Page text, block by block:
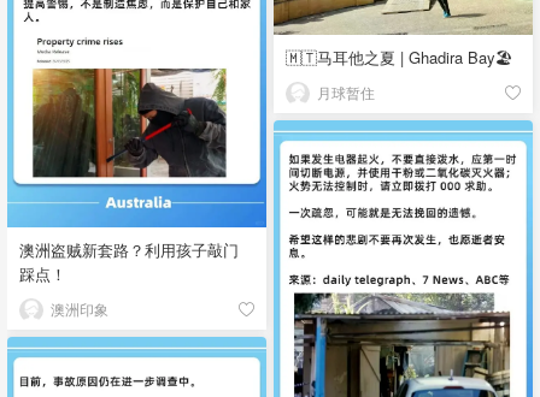
🇲🇹马耳他之夏 | Ghadira Bay🏖️
月球暂住
澳洲盗贼新套路？利用孩子敲门
踩点！
澳洲印象